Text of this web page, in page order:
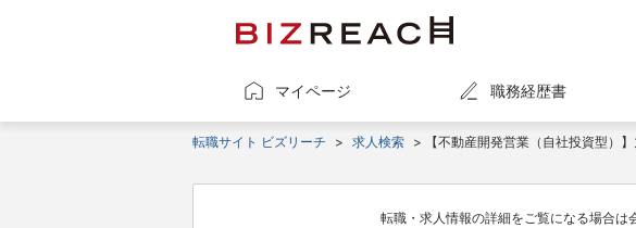
マイページ 職務経歴書
転職サイト ビズリーチ > 求人検索 > 【不動産開発営業（自社投資型）
転職・求人情報の詳細をご覧になる場合は